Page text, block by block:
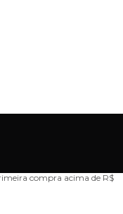
compra acima de R$